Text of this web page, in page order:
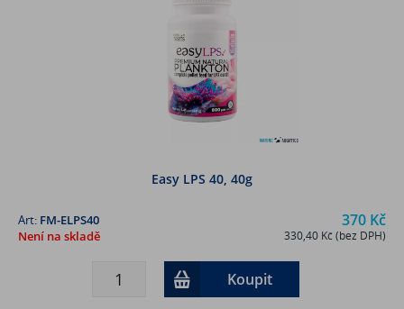
Easy LPS 40, 40g
370 Kč
330,40 Kč (bez DPH)
Art: FM-ELPS40
Není na skladě
Koupit